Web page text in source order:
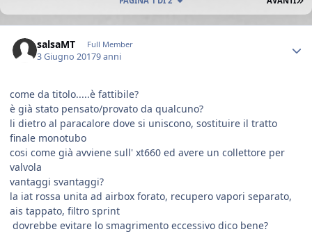
salsaMT Full Member
3 Giugno 20179 anni
come da titolo.....è fattibile?
è già stato pensato/provato da qualcuno?
li dietro al paracalore dove si uniscono, sostituire il tratto
finale monotubo
cosi come già avviene sull' xt660 ed avere un collettore per
valvola
vantaggi svantaggi?
la iat rossa unita ad airbox forato, recupero vapori separato,
ais tappato, filtro sprint
dovrebbe evitare lo smagrimento eccessivo dico bene?